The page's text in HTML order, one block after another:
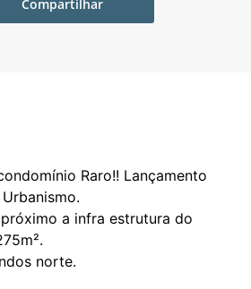
Compartilhar
Raro!! Lançamento
a infra estrutura do
norte.